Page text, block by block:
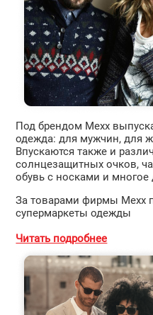
Под брендом Mexx
одежда: для мужчин, для
Впускаются также и
солнцезащитных очков,
обувь с носками и многое
За товарами фирмы Mexx
супермаркеты одежды
Читать подробнее